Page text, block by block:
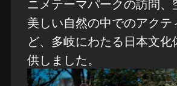
美しい自然の中でのアクテ
ど、多岐にわたる日本文化
供しました。